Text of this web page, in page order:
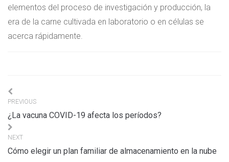
elementos del proceso de investigación y producción, la
era de la carne cultivada en laboratorio o en células se
acerca rápidamente.
Navigation
de
l’article
PREVIOUS
¿La vacuna COVID-19 afecta los períodos?
NEXT
Cómo elegir un plan familiar de almacenamiento en la nube